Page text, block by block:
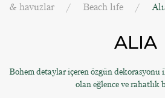
& havuzlar
Beach lıfe
ALIA
Bohem detaylar içeren özgün dekorasyonu
olan eğlence ve rahatlık